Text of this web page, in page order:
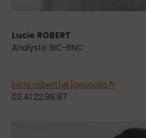
Lucie ROBERT
Analyste BIC-BNC
.
lucie.robert[@]gescolia.fr
02.41.22.98.87